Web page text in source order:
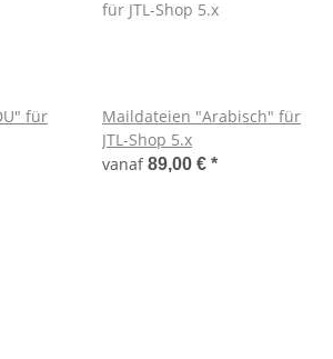
für
Maildateien "Arabisch" für
JTL-Shop 5.x
vanaf89,00 € *